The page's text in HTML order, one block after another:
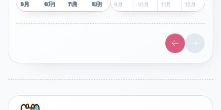
5月 6月 7月 8月
9月 10月 11月 12月 5 月 6月 7月 8月
9 月 10月 11月 12月